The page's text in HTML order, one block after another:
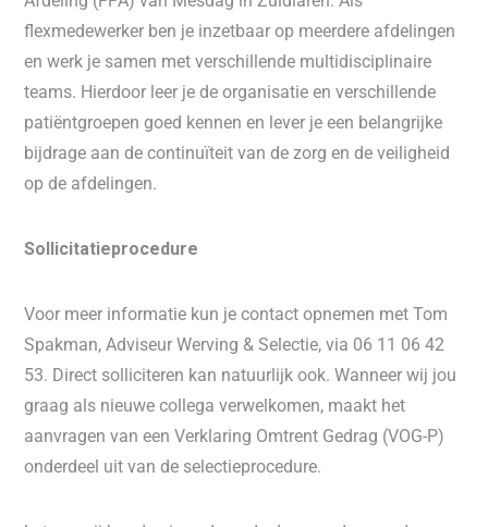
flexmedewerker ben je inzetbaar op meerdere afdelingen
en werk je samen met verschillende multidisciplinaire
teams. Hierdoor leer je de organisatie en verschillende
patiëntgroepen goed kennen en lever je een belangrijke
bijdrage aan de continuïteit van de zorg en de veiligheid
op de afdelingen.
Sollicitatieprocedure
Voor meer informatie kun je contact opnemen met Tom
Spakman, Adviseur Werving & Selectie, via 06 11 06 42
53. Direct solliciteren kan natuurlijk ook. Wanneer wij jou
graag als nieuwe collega verwelkomen, maakt het
aanvragen van een Verklaring Omtrent Gedrag (VOG-P)
onderdeel uit van de selectieprocedure.